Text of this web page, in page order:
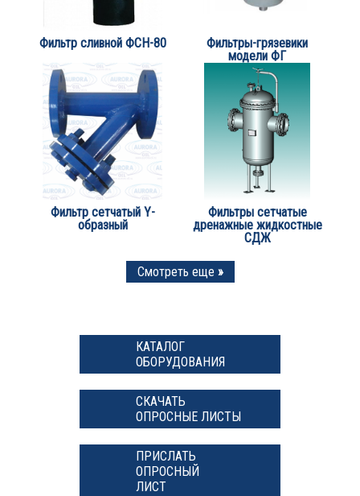
Фильтр сливной ФСН-80
Фильтры-грязевики
модели ФГ
Фильтр сетчатый Y-
образный
Фильтры сетчатые
дренажные жидкостные
СДЖ
Смотреть еще »
КАТАЛОГ
ОБОРУДОВАНИЯ
СКАЧАТЬ
ОПРОСНЫЕ ЛИСТЫ
ПРИСЛАТЬ
ОПРОСНЫЙ
ЛИСТ